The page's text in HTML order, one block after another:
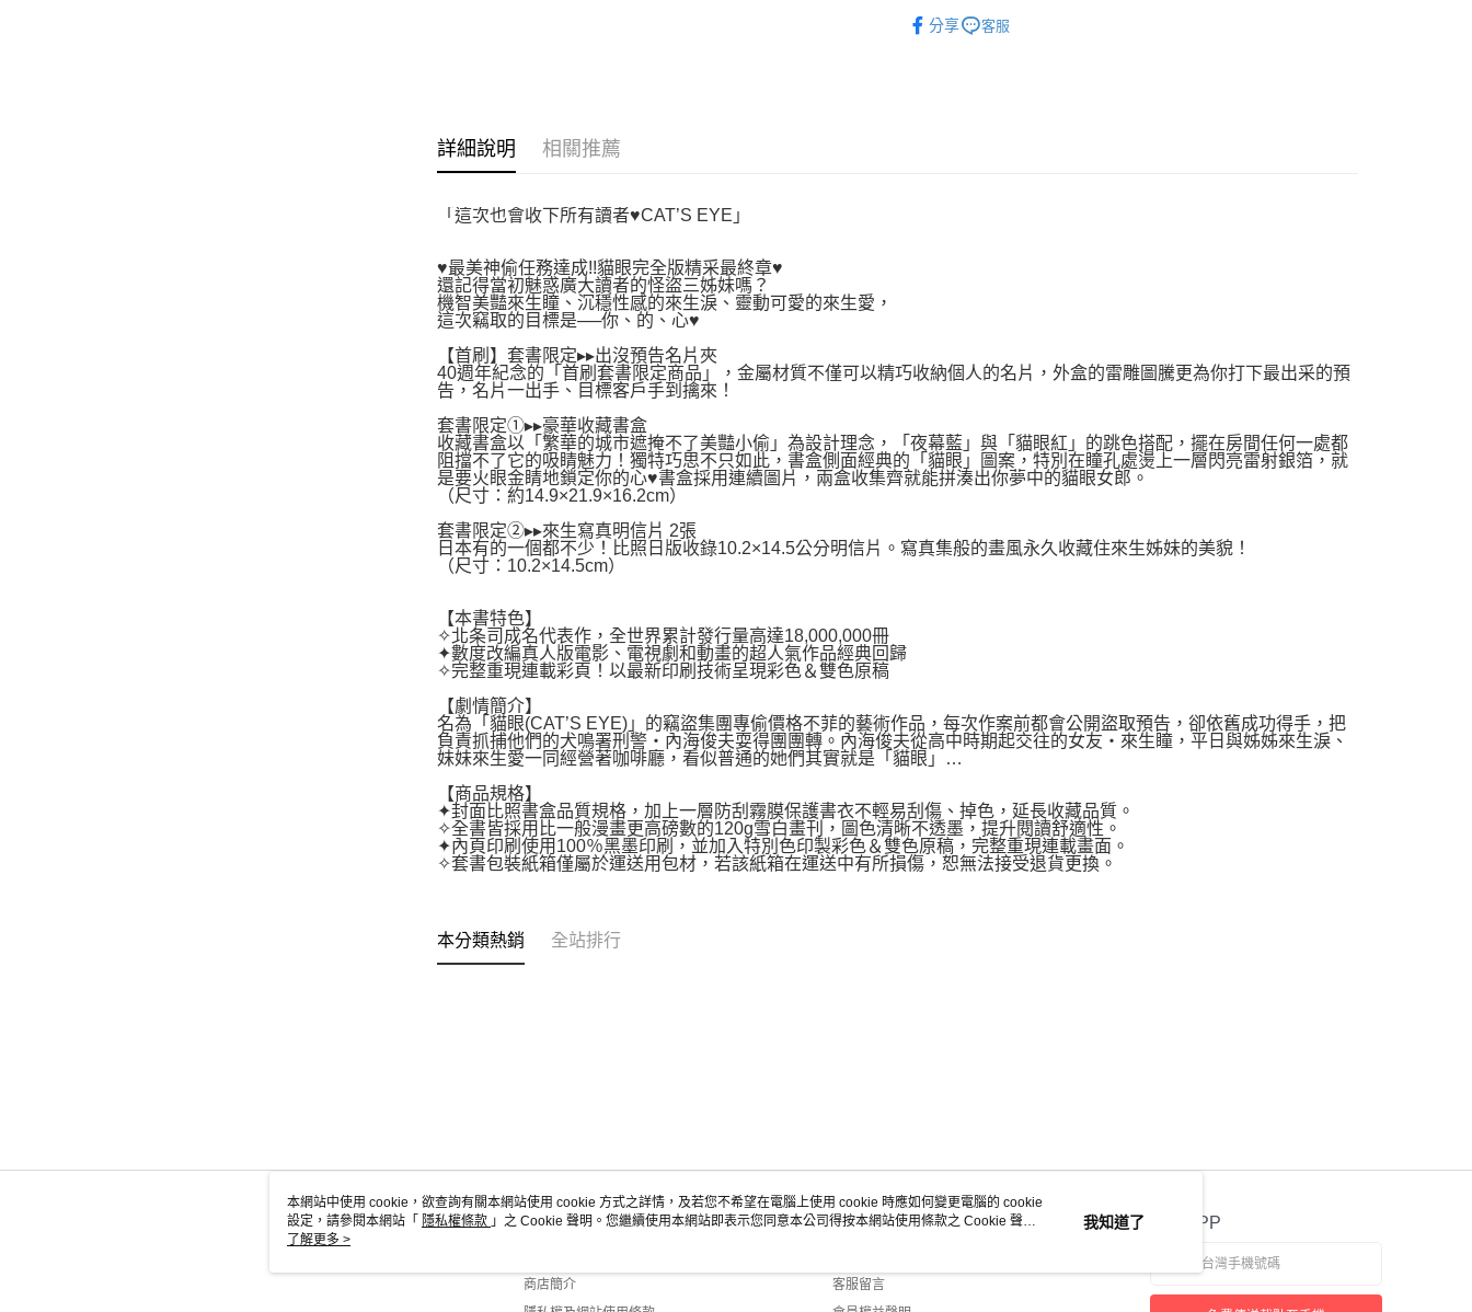
【注意事項】
7-11取貨付款
分享
客服
詳細說明 相關推薦
「這次也會收下所有讀者♥CAT’S EYE」
♥最美神偷任務達成!!貓眼完全版精采最終章♥
還記得當初魅惑廣大讀者的怪盜三姊妹嗎？
機智美豔來生瞳、沉穩性感的來生淚、靈動可愛的來生愛，
這次竊取的目標是──你、的、心♥
【首刷】套書限定▸▸出沒預告名片夾
40週年紀念的「首刷套書限定商品」，金屬材質不僅可以精巧收納個人的名片，外盒的雷雕圖騰更為你打下最出采的預
告，名片一出手、目標客戶手到擒來！
套書限定①▸▸豪華收藏書盒
收藏書盒以「繁華的城市遮掩不了美豔小偷」為設計理念，「夜幕藍」與「貓眼紅」的跳色搭配，擺在房間任何一處都
阻擋不了它的吸睛魅力！獨特巧思不只如此，書盒側面經典的「貓眼」圖案，特別在瞳孔處燙上一層閃亮雷射銀箔，就
是要火眼金睛地鎖定你的心♥書盒採用連續圖片，兩盒收集齊就能拼湊出你夢中的貓眼女郎。
（尺寸：約14.9×21.9×16.2cm）
套書限定②▸▸來生寫真明信片 2張
日本有的一個都不少！比照日版收錄10.2×14.5公分明信片。寫真集般的畫風永久收藏住來生姊妹的美貌！
（尺寸：10.2×14.5cm）
【本書特色】
✧北条司成名代表作，全世界累計發行量高達18,000,000冊
✦數度改編真人版電影、電視劇和動畫的超人氣作品經典回歸
✧完整重現連載彩頁！以最新印刷技術呈現彩色＆雙色原稿
【劇情簡介】
名為「貓眼(CAT’S EYE)」的竊盜集團專偷價格不菲的藝術作品，每次作案前都會公開盜取預告，卻依舊成功得手，把
負責抓捕他們的犬鳴署刑警‧內海俊夫耍得團團轉。內海俊夫從高中時期起交往的女友‧來生瞳，平日與姊姊來生淚、
妹妹來生愛一同經營著咖啡廳，看似普通的她們其實就是「貓眼」…
【商品規格】
✦封面比照書盒品質規格，加上一層防刮霧膜保護書衣不輕易刮傷、掉色，延長收藏品質。
✧全書皆採用比一般漫畫更高磅數的120g雪白畫刊，圖色清晰不透墨，提升閱讀舒適性。
✦內頁印刷使用100％黑墨印刷，並加入特別色印製彩色＆雙色原稿，完整重現連載畫面。
✧套書包裝紙箱僅屬於運送用包材，若該紙箱在運送中有所損傷，恕無法接受退貨更換。
本分類熱銷 全站排行
關於我們
商店簡介
客服資訊
客服留言
官方APP
本網站中使用 cookie，欲查詢有關本網站使用 cookie 方式之詳情，及若您不希望在電腦上使用 cookie 時應如何變更電腦的 cookie
設定，請參閱本網站「 隱私權條款 」之 Cookie 聲明。您繼續使用本網站即表示您同意本公司得按本網站使用條款之 Cookie 聲明
使用 cookie。
了解更多 >
我知道了